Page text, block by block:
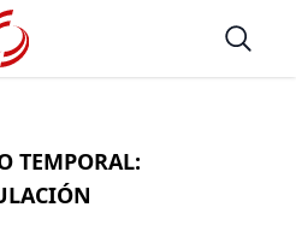
Open
TEMPORAL: